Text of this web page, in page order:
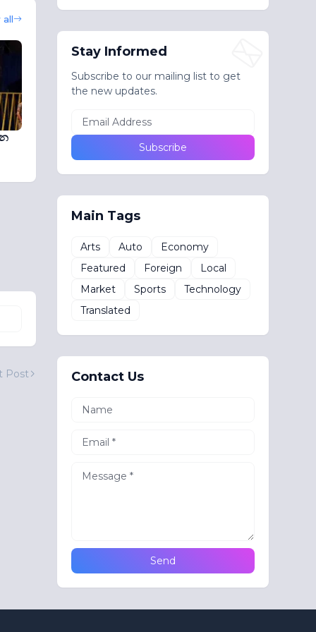
all
Post
Stay Informed
Subscribe to our mailing list to get
the new updates.
Main Tags
Arts Auto
Economy
Featured
Foreign
Local
Market
Sports
Technology
Translated
Contact Us